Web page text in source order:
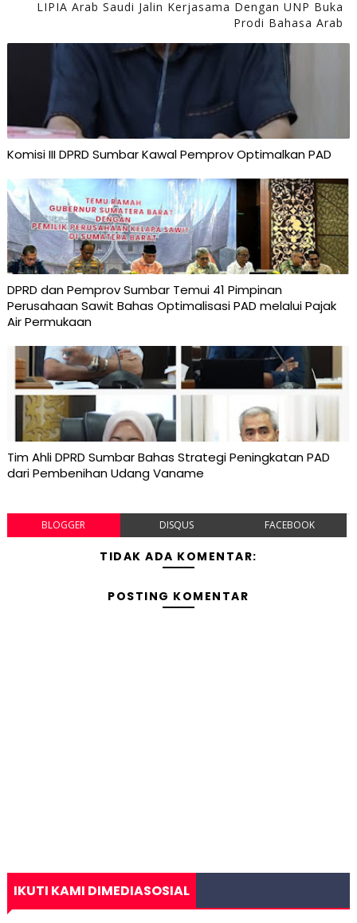
LIPIA Arab Saudi Jalin Kerjasama Dengan UNP Buka
Prodi Bahasa Arab
Komisi III DPRD Sumbar Kawal Pemprov Optimalkan PAD
DPRD dan Pemprov Sumbar Temui 41 Pimpinan
Perusahaan Sawit Bahas Optimalisasi PAD melalui Pajak
Air Permukaan
Tim Ahli DPRD Sumbar Bahas Strategi Peningkatan PAD
dari Pembenihan Udang Vaname
BLOGGER DISQUS FACEBOOK
TIDAK ADA KOMENTAR:
POSTING KOMENTAR
IKUTI KAMI DIMEDIASOSIAL